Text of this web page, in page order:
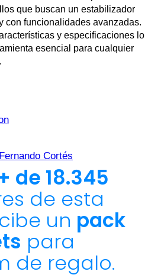
que buscan un estabilizador
con funcionalidades avanzadas.
y especificaciones lo
esencial para cualquier
de 18.345
de esta
un pack
para
de regalo.